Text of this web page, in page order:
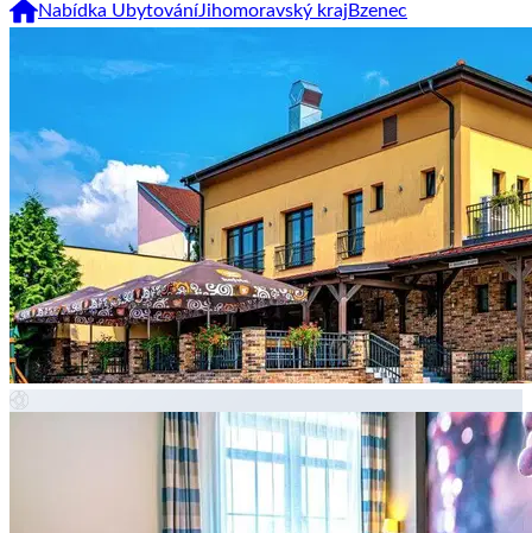
Nabídka UbytováníJihomoravský kraj Bzenec